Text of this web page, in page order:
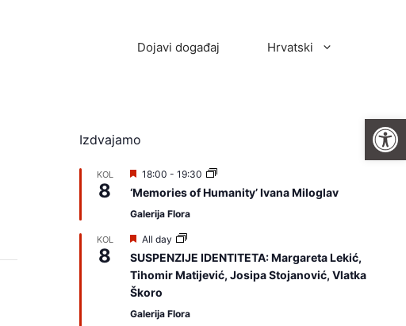
Dojavi događaj Hrvatski
Izdvajamo
KOL
8
I
z
d
v
j
m
o
18:00 - 19:30
‘Memories of Humanity’ Ivana Miloglav
Galerija Flora
KOL
8
I
z
d
v
a
a
All day
SUSPENZIJE IDENTITETA: Margareta Lekić,
Tihomir Matijević, Josipa Stojanović, Vlatka
Škoro
Galerija Flora